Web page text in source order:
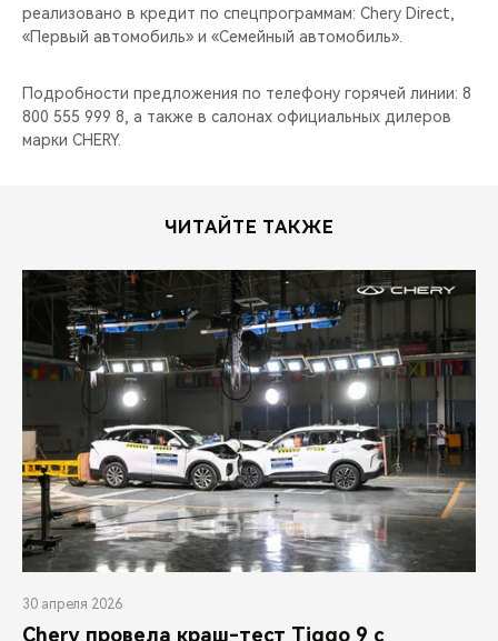
реализовано в кредит по спецпрограммам: Chery Direct,
«Первый автомобиль» и «Семейный автомобиль».
Подробности предложения по телефону горячей линии: 8
800 555 999 8, а также в салонах официальных дилеров
марки CHERY.
ЧИТАЙТЕ ТАКЖЕ
30 апреля 2026
Chery провела краш-тест Tiggo 9 с